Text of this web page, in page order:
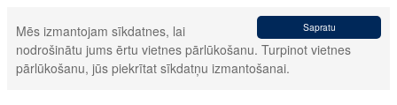
Sapratu
Mēs izmantojam sīkdatnes, lai
nodrošinātu jums ērtu vietnes pārlūkošanu. Turpinot vietnes
pārlūkošanu, jūs piekrītat sīkdatņu izmantošanai.